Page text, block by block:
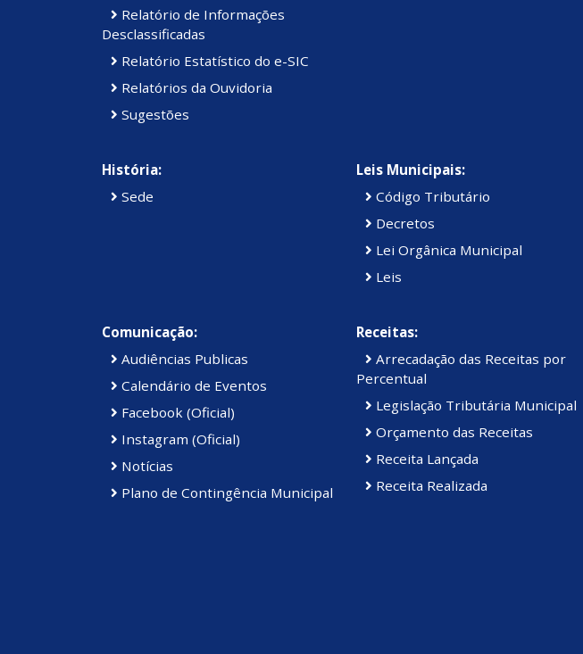
Relatório de Informações
Desclassificadas
Relatório Estatístico do e-SIC
Relatórios da Ouvidoria
Sugestões
História:
Sede
Leis Municipais:
Código Tributário
Decretos
Lei Orgânica Municipal
Leis
Comunicação:
Audiências Publicas
Calendário de Eventos
Facebook (Oficial)
Instagram (Oficial)
Notícias
Plano de Contingência Municipal
Receitas:
Arrecadação das Receitas por
Percentual
Legislação Tributária Municipal
Orçamento das Receitas
Receita Lançada
Receita Realizada